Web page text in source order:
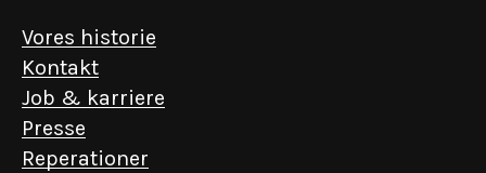
Vores historie
Kontakt
Job & karriere
Presse
Reperationer